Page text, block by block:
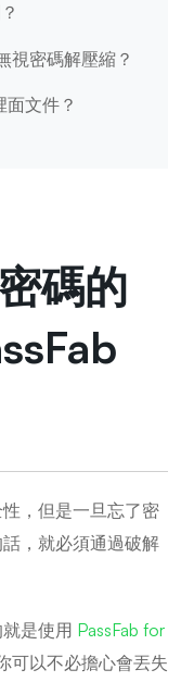
視密碼解壓縮？
面文件？
碼的
，但是一旦忘了密
，就必須通過破解
是使用 PassFab for
可以不必擔心會丟失